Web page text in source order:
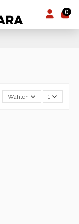
0
Wählen 1